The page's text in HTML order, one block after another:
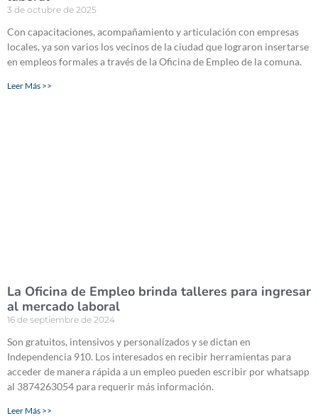
3 de octubre de 2025
Con capacitaciones, acompañamiento y articulación con empresas
locales, ya son varios los vecinos de la ciudad que lograron insertarse
en empleos formales a través de la Oficina de Empleo de la comuna.
Leer Más >>
La Oficina de Empleo brinda talleres para ingresar
al mercado laboral
16 de septiembre de 2024
Son gratuitos, intensivos y personalizados y se dictan en
Independencia 910. Los interesados en recibir herramientas para
acceder de manera rápida a un empleo pueden escribir por whatsapp
al 3874263054 para requerir más información.
Leer Más >>